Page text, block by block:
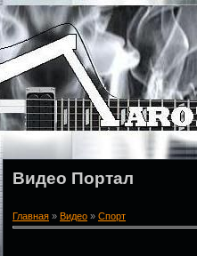
Видео Портал
Главная » Видео » Спорт